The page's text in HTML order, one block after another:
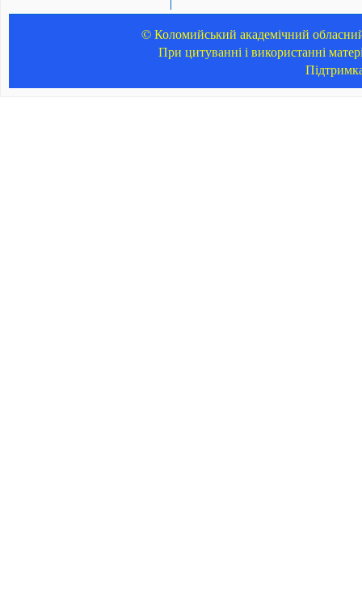
© Коломийський академічний
При цитуванні і використанні